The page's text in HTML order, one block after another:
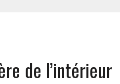
de l’intérieur